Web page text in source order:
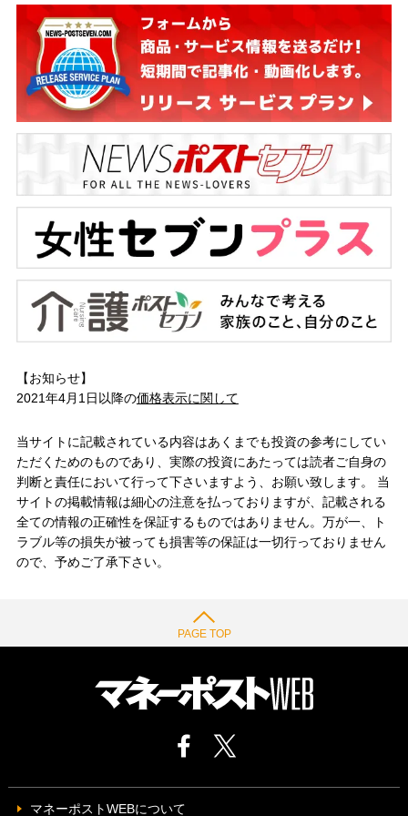
【お知らせ】
2021年4月1日以降の価格表示に関して
当サイトに記載されている内容はあくまでも投資の参考にしてい
ただくためのものであり、実際の投資にあたっては読者ご自身の
判断と責任において行って下さいますよう、お願い致します。 当
サイトの掲載情報は細心の注意を払っておりますが、記載される
全ての情報の正確性を保証するものではありません。万が一、ト
ラブル等の損失が被っても損害等の保証は一切行っておりません
ので、予めご了承下さい。
PAGE TOP
マネーポストWEBについて